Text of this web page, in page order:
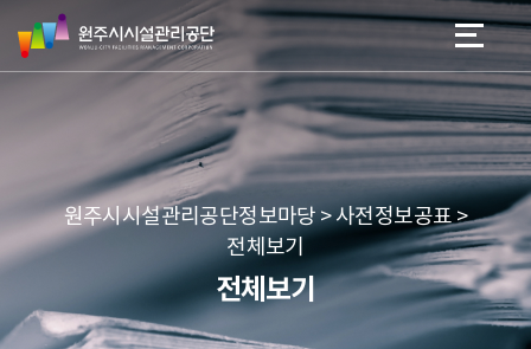
네
본문 바로가기
메뉴 바로가기
원
주
시
리
공
단
원주시시설관리공단정보마당 > 사전정보공표 >
전체보기
전체보기